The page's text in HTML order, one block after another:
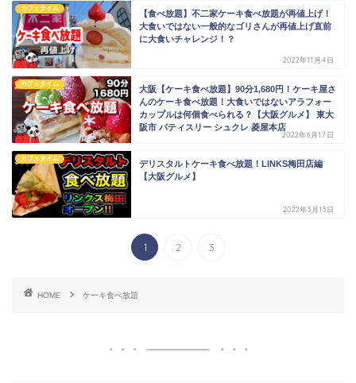
カフェタイム
【食べ放題】不二家ケーキ食べ放題が再値上げ！
大食いではない一般的なゴリさんが再値上げ直前
に大食いチャレンジ！？
2022年11月4日
カフェタイム
大阪【ケーキ食べ放題】90分1,680円！ケーキ屋さ
んのケーキ食べ放題！大食いではないアラフォー
カップルは何個食べられる？【大阪グルメ】 東大
阪市 パティスリー シュクレ 菱屋本店
2022年6月17日
カフェタイム
デリスタルトケーキ食べ放題！LINKS梅田店編
【大阪グルメ】
2022年3月13日
1 2 3
HOME ケーキ食べ放題